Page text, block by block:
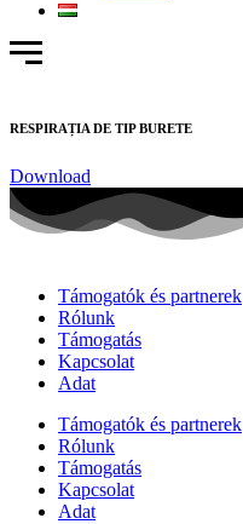
RESPIRAȚIA DE TIP BURETE
Download
Támogatók és partnerek
Rólunk
Támogatás
Kapcsolat
Adat
Támogatók és partnerek
Rólunk
Támogatás
Kapcsolat
Adat